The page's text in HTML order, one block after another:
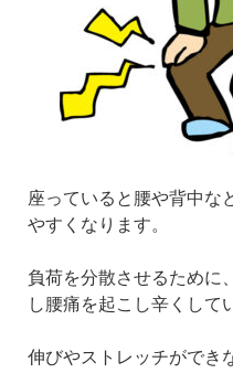
座っていると腰や背中な
やすくなります。
負荷を分散させるために
し腰痛を起こし辛くして
伸びやストレッチができ